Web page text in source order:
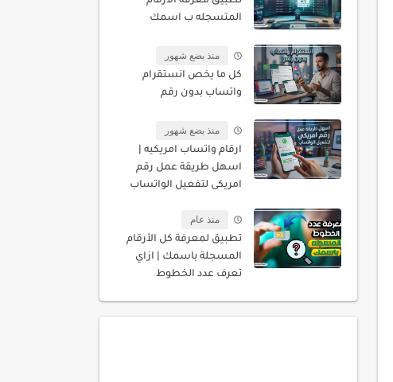
المتسجله ب اسمك
منذ بضع شهور
كل ما يخص انستقرام
واتساب بدون رقم
منذ بضع شهور
ارقام واتساب امريكيه |
اسهل طريقة عمل رقم
امريكى لتفعيل الواتساب
منذ عام
تطبيق لمعرفة كل الأرقام
المسجلة باسمك | ازاي
تعرف عدد الخطوط